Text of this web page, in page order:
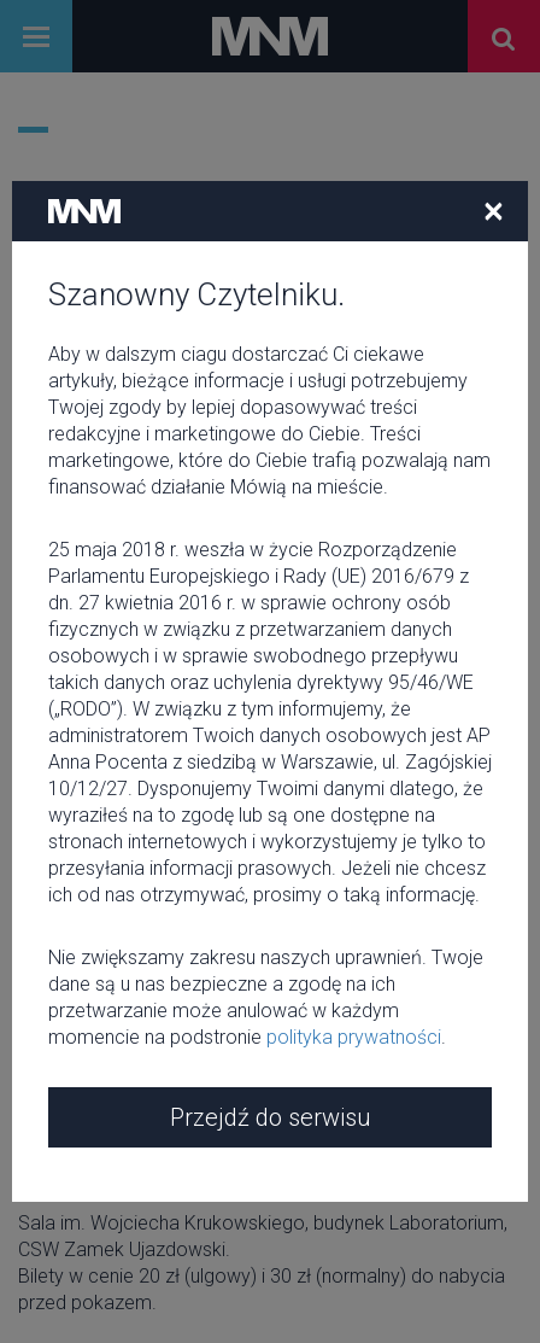
TERAZ/NOW Sztuka Fugi
CSW Centrum Sztuki Współczesnej w Warszawie
Start: 12 lutego 2016 19:00
Koniec: 12 lutego 2016 22:00
20
Powodem spotkania Marcina Maseckiego i Dawida
Goldbergowskich” Jana Sebastiana Bacha w wykonaniu
Glenna Goulda. Marcin Masecki wydał płytę zawierającą
interpretację innego utworu Bacha – „Sztuki fugi", która w
swej ciężkiej i z pozoru niezróżnicowanej strukturze różni
współpracy Masecki/Lorenc jest „Sztuka fugi" i jej
współczesne interpretacje, równocześnie dźwiękowe i
ruchowe (we wzajemnym wpływaniu na siebie), ale także
Sala im. Wojciecha Krukowskiego, budynek Laboratorium,
CSW Zamek Ujazdowski.
Bilety w cenie 20 zł (ulgowy) i 30 zł (normalny) do nabycia
przed pokazem.
×
Szanowny Czytelniku.
Aby w dalszym ciagu dostarczać Ci ciekawe
artykuły, bieżące informacje i usługi potrzebujemy
Twojej zgody by lepiej dopasowywać treści
redakcyjne i marketingowe do Ciebie. Treści
marketingowe, które do Ciebie trafią pozwalają nam
finansować działanie Mówią na mieście.
25 maja 2018 r. weszła w życie Rozporządzenie
Parlamentu Europejskiego i Rady (UE) 2016/679 z
dn. 27 kwietnia 2016 r. w sprawie ochrony osób
fizycznych w związku z przetwarzaniem danych
osobowych i w sprawie swobodnego przepływu
takich danych oraz uchylenia dyrektywy 95/46/WE
(„RODO”). W związku z tym informujemy, że
administratorem Twoich danych osobowych jest AP
Anna Pocenta z siedzibą w Warszawie, ul. Zagójskiej
10/12/27. Dysponujemy Twoimi danymi dlatego, że
wyraziłeś na to zgodę lub są one dostępne na
stronach internetowych i wykorzystujemy je tylko to
przesyłania informacji prasowych. Jeżeli nie chcesz
ich od nas otrzymywać, prosimy o taką informację.
Nie zwiększamy zakresu naszych uprawnień. Twoje
dane są u nas bezpieczne a zgodę na ich
przetwarzanie może anulować w każdym
momencie na podstronie polityka prywatności.
Przejdź do serwisu